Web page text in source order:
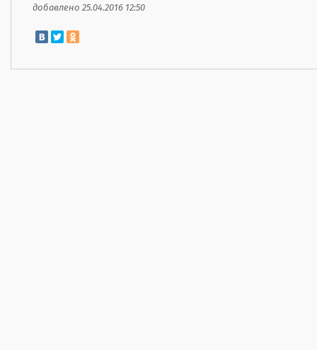
добавлено 25.04.2016 12:50